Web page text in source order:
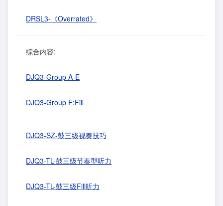
DRSL3-《Overrated》
综合内容:
DJQ3-Group A-E
DJQ3-Group F:Fill
DJQ3-SZ-鼓三级视奏技巧
DJQ3-TL-鼓三级节奏型听力
DJQ3-TL-鼓三级Fill听力